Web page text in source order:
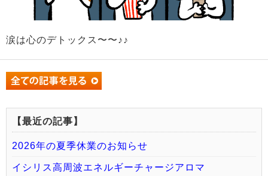
涙は心のデトックス〜〜♪♪
【最近の記事】
2026年の夏季休業のお知らせ
イシリス高周波エネルギーチャージアロマ